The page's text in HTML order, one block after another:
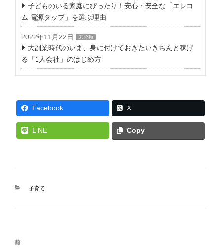
子どものいる家庭にぴったり！安心・安全な「エレコ
ム 電源タップ」を選ぶ理由
2022年11月22日 未分類
大副業時代のいま、身に付けておきたいきちんと稼げ
る「1人会社」のはじめ方
Facebook X
LINE Copy
カ
子育て
投
前
前